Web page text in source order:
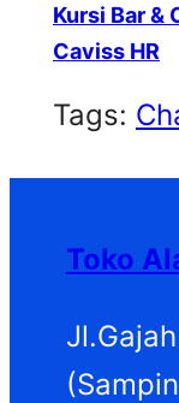
Kursi Bar &
Caviss HR
Tags:
Toko